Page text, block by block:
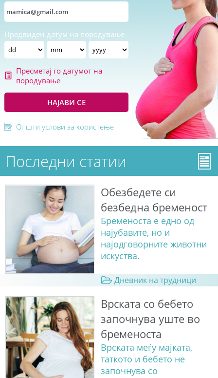
Предвиден датум на породување
Пресметај го датумот на
породување
НАЈАВИ СЕ
Општи услови за користење
Последни статии
Обезбедете си
безбедна бременост
Бременоста е едно од
најубавите, но и
најодговорните животни
искуства.
Дневник на трудници
Врската со бебето
започнува уште во
бременоста
Врската меѓу мајката,
таткото и бебето не
започнува со